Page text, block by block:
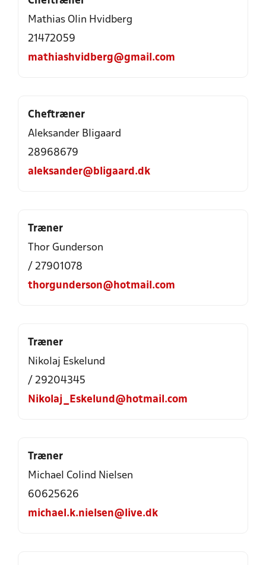
Mathias Olin Hvidberg
21472059
mathiashvidberg@gmail.com
Cheftræner
Aleksander Bligaard
28968679
aleksander@bligaard.dk
Træner
Thor Gunderson
/ 27901078
thorgunderson@hotmail.com
Træner
Nikolaj Eskelund
/ 29204345
Nikolaj_Eskelund@hotmail.com
Træner
Michael Colind Nielsen
60625626
michael.k.nielsen@live.dk